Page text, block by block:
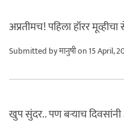
अप्रतीमच! पहिला हॉरर
Submitted byमानुषीon 15 April,
खुप सुंदर.. पण बर्‍याच